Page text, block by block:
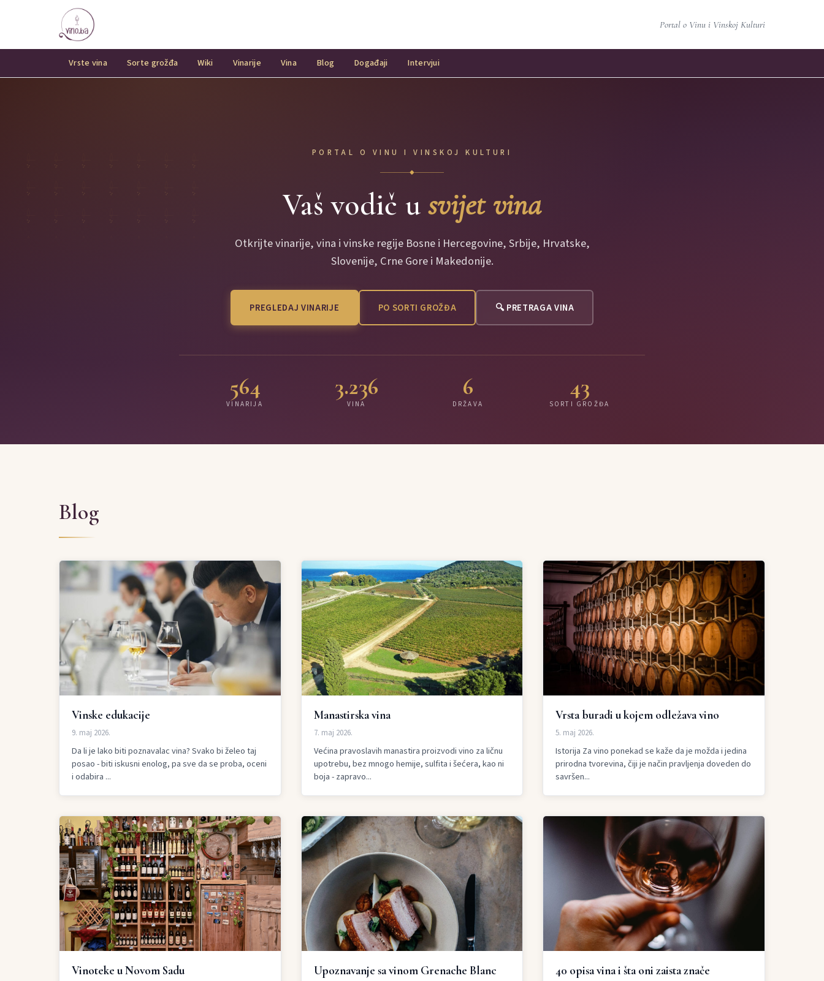
Portal o Vinu i Vinskoj Kulturi
Vrste vina Sorte grožđa Wiki Vinarije Vina Blog Događaji Intervjui
PORTAL O VINU I VINSKOJ KULTURI
◆
Vaš vodič usvijet vina
Otkrijte vinarije, vina i vinske regije Bosne i Hercegovine, Srbije, Hrvatske,
Slovenije, Crne Gore i Makedonije.
PREGLEDAJ VINARIJE PO SORTI GROŽĐA 🔍 PRETRAGA VINA
564
VINARIJA
3.236
VINA
6
DRŽAVA
43
SORTI GROŽĐA
Blog
Vinske edukacije
9. maj 2026.
Da li je lako biti poznavalac vina? Svako bi želeo taj
posao - biti iskusni enolog, pa sve da se proba, oceni
i odabira ...
Manastirska vina
7. maj 2026.
Većina pravoslavih manastira proizvodi vino za ličnu
upotrebu, bez mnogo hemije, sulfita i šećera, kao ni
boja - zapravo...
Vrsta buradi u kojem odležava vino
5. maj 2026.
Istorija Za vino ponekad se kaže da je možda i jedina
prirodna tvorevina, čiji je način pravljenja doveden do
savršen...
Vinoteke u Novom Sadu Upoznavanje sa vinom Grenache Blanc 40 opisa vina i šta oni zaista znače